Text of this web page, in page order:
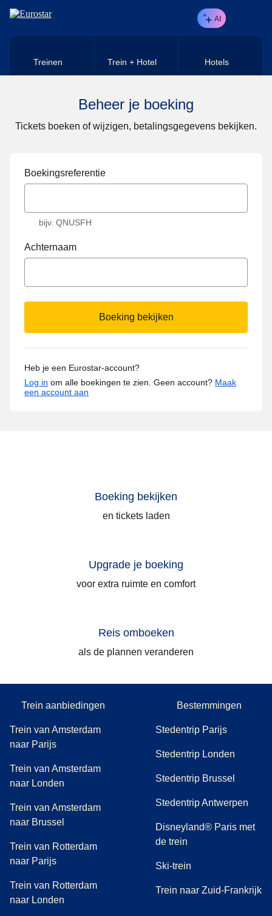
Naar hoofdinhoud
AI
Treinen Trein + Hotel Hotels
Beheer je boeking
Tickets boeken of wijzigen, betalingsgegevens bekijken.
Boekingsreferentie
bijv. QNUSFH
Achternaam
Boeking bekijken
Heb je een Eurostar-account?
Log in om alle boekingen te zien. Geen account? Maak
een account aan
Boeking bekijken
en tickets laden
Upgrade je boeking
voor extra ruimte en comfort
Reis omboeken
als de plannen veranderen
Trein aanbiedingen
Trein van Amsterdam
naar Parijs
Trein van Amsterdam
naar Londen
Trein van Amsterdam
naar Brussel
Trein van Rotterdam
naar Parijs
Trein van Rotterdam
naar Londen
Bestemmingen
Stedentrip Parijs
Stedentrip Londen
Stedentrip Brussel
Stedentrip Antwerpen
Disneyland® Paris met
de trein
Ski-trein
Trein naar Zuid-Frankrijk